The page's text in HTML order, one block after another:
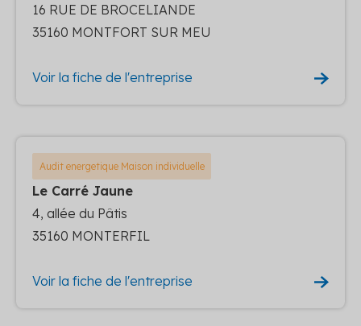
16 RUE DE BROCELIANDE
35160 MONTFORT SUR MEU
Voir la fiche de l'entreprise
Audit energetique Maison individuelle
Le Carré Jaune
4, allée du Pâtis
35160 MONTERFIL
Voir la fiche de l'entreprise